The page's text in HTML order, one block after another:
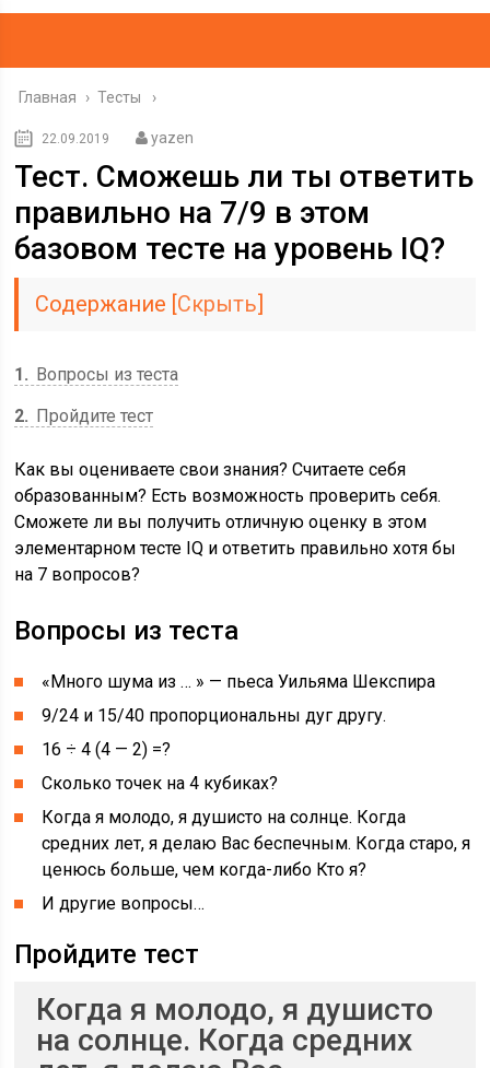
Главная › Тесты
22.09.2019 yazen
Тест. Сможешь ли ты ответить
правильно на 7/9 в этом
базовом тесте на уровень IQ?
Содержание [Скрыть]
1
Вопросы из теста
2
Пройдите тест
Как вы оцениваете свои знания? Считаете себя
образованным? Есть возможность проверить себя.
Сможете ли вы получить отличную оценку в этом
элементарном тесте IQ и ответить правильно хотя бы
на 7 вопросов?
Вопросы из теста
«Много шума из … » — пьеса Уильяма Шекспира
9/24 и 15/40 пропорциональны дуг другу.
16 ÷ 4 (4 — 2) =?
Сколько точек на 4 кубиках?
Когда я молодо, я душисто на солнце. Когда
средних лет, я делаю Вас беспечным. Когда старо, я
ценюсь больше, чем когда-либо Кто я?
И другие вопросы…
Пройдите тест
Когда я молодо, я душисто
на солнце. Когда средних